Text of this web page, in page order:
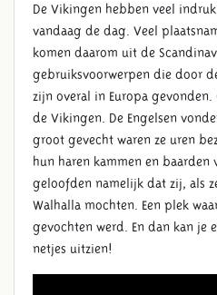
De Vikingen hebben veel
vandaag de dag. Veel
komen daarom uit de
gebruiksvoorwerpen die door
zijn overal in Europa gevonden.
de Vikingen. De Engelsen
groot gevecht waren ze uren
hun haren kammen en baarden
geloofden namelijk dat zij, als
Walhalla mochten. Een plek
gevochten werd. En dan kan je
netjes uitzien!